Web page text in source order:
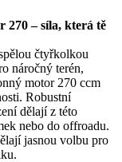
270 – síla, která tě
čtyřkolkou
náročný terén,
motor 270 ccm
Robustní
dělají z této
nebo do offroadu.
jasnou volbu pro